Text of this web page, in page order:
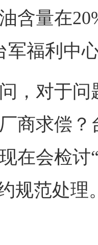
含量在
军福利中
，对于
商求偿
在会检讨
规范处